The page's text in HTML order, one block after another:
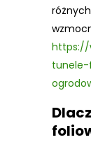
https://